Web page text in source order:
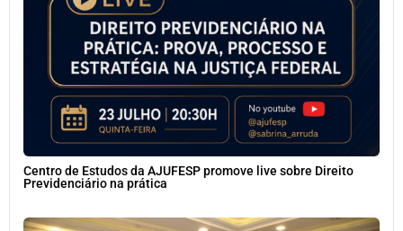
Centro de Estudos da AJUFESP promove live sobre Direito
Previdenciário na prática